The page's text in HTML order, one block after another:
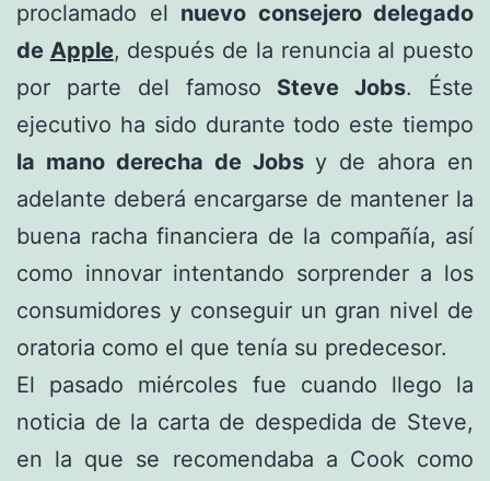
proclamado el nuevo consejero delegado
de Apple, después de la renuncia al puesto
por parte del famoso Steve Jobs. Éste
ejecutivo ha sido durante todo este tiempo
la mano derecha de Jobsy de ahora en
adelante deberá encargarse de mantener la
buena racha financiera de la compañía, así
como innovar intentando sorprender a los
consumidores y conseguir un gran nivel de
oratoria como el que tenía su predecesor.
El pasado miércoles fue cuando llego la
noticia de la carta de despedida de Steve,
en la que se recomendaba a Cook como